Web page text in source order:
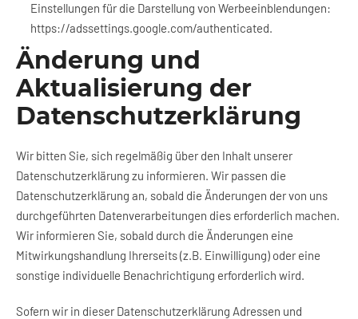
Einstellungen für die Darstellung von Werbeeinblendungen:
https://adssettings.google.com/authenticated.
Änderung und
Aktualisierung der
Datenschutzerklärung
Wir bitten Sie, sich regelmäßig über den Inhalt unserer
Datenschutzerklärung zu informieren. Wir passen die
Datenschutzerklärung an, sobald die Änderungen der von uns
durchgeführten Datenverarbeitungen dies erforderlich machen.
Wir informieren Sie, sobald durch die Änderungen eine
Mitwirkungshandlung Ihrerseits (z.B. Einwilligung) oder eine
sonstige individuelle Benachrichtigung erforderlich wird.
Sofern wir in dieser Datenschutzerklärung Adressen und